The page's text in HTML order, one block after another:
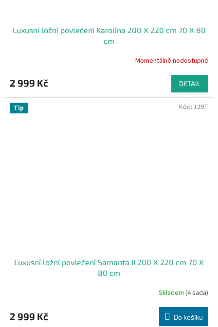
Luxusní ložní povlečení Karolína 200 X 220 cm 70 X 80
cm
Momentálně nedostupné
2 999 Kč DETAIL
Tip
Luxusní ložní povlečení Samanta II 200 X 220 cm 70 X
80 cm
Skladem (4 sada)
2 999 Kč Do košíku
Kód: 129T